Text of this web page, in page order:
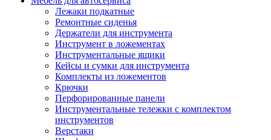
Лежаки подкатные
Ремонтные сиденья
Держатели для инструмента
Инструмент в ложементах
Инструментальные ящики
Кейсы и сумки для инструмента
Комплекты из ложементов
Крючки
Перфорированные панели
Инструментальные тележки с комплектом
инструментов
Верстаки